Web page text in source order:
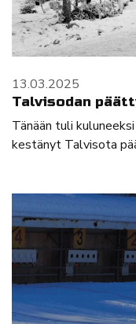
13.03.2025
Talvisodan
Tänään tuli
kestänyt Talvisota